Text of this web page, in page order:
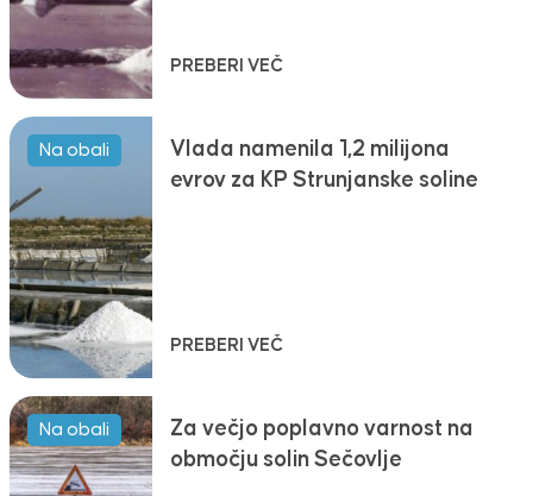
PREBERI VEČ
Na obali
Vlada namenila 1,2 milijona
evrov za KP Strunjanske soline
PREBERI VEČ
Na obali
Za večjo poplavno varnost na
območju solin Sečovlje